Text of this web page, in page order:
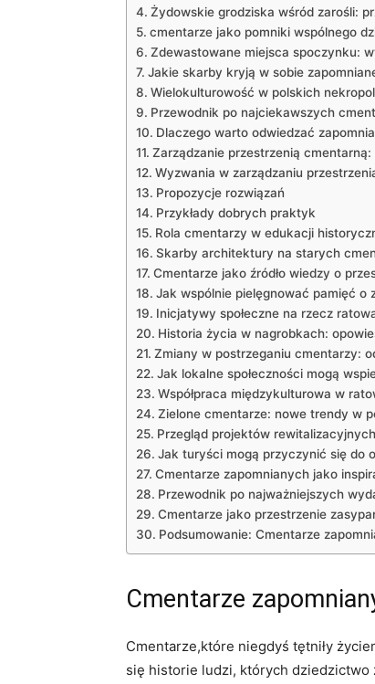
Żydowskie grodziska wśród zarośli:
cmentarze jako pomniki wspólnego
Zdewastowane miejsca spoczynku:
Jakie skarby kryją w sobie
Wielokulturowość w polskich
Przewodnik po najciekawszych
Dlaczego warto odwiedzać
Zarządzanie przestrzenią
Wyzwania w zarządzaniu
Propozycje rozwiązań
Przykłady dobrych praktyk
Rola cmentarzy w edukacji
Skarby architektury na starych
Cmentarze jako źródło wiedzy o
Jak wspólnie pielęgnować pamięć o
Inicjatywy społeczne na rzecz
Historia życia w nagrobkach:
Zmiany w postrzeganiu cmentarzy:
Jak lokalne społeczności mogą
Współpraca międzykulturowa w
Zielone cmentarze: nowe trendy w
Przegląd projektów
Jak turyści mogą przyczynić się do
Cmentarze zapomnianych jako
Przewodnik po najważniejszych
Cmentarze jako przestrzenie
Podsumowanie: Cmentarze
Cmentarze
Cmentarze,które niegdyś tętniły
się historie ludzi, których dziedzictwo